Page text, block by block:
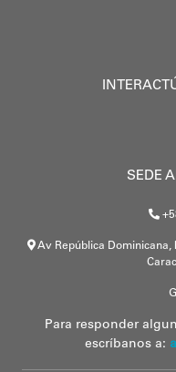
SEDE
Av República Dominicana,
Para responder
escríbanos a: